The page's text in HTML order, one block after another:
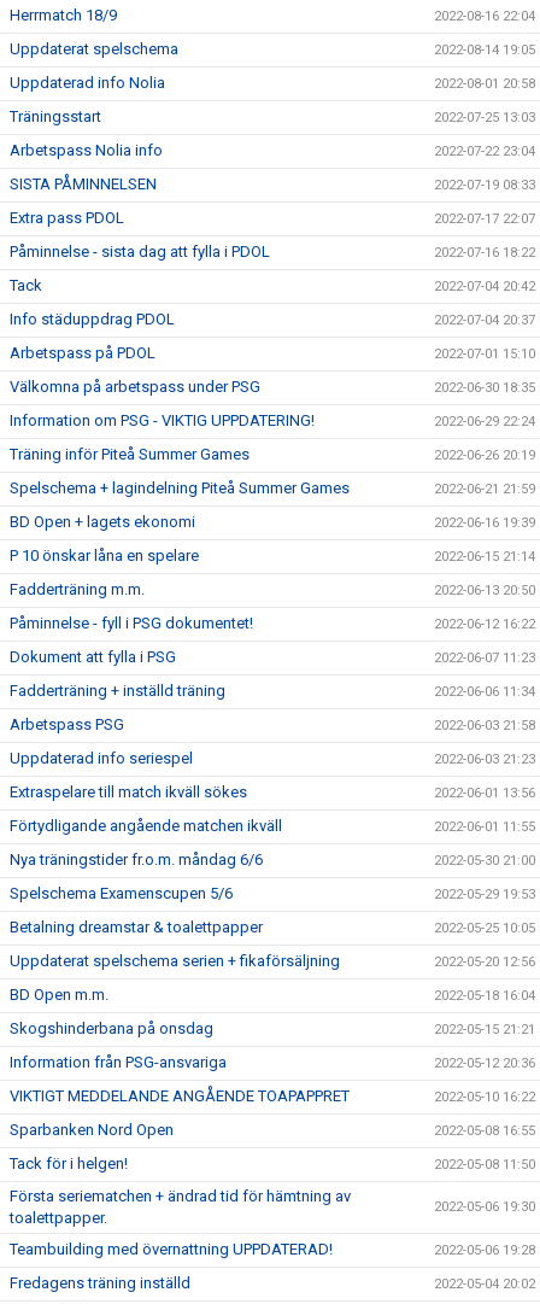
Herrmatch 18/9 2022-08-16 22:04
Uppdaterat spelschema 2022-08-14 19:05
Uppdaterad info Nolia 2022-08-01 20:58
Träningsstart 2022-07-25 13:03
Arbetspass Nolia info 2022-07-22 23:04
SISTA PÅMINNELSEN 2022-07-19 08:33
Extra pass PDOL 2022-07-17 22:07
Påminnelse - sista dag att fylla i PDOL 2022-07-16 18:22
Tack 2022-07-04 20:42
Info städuppdrag PDOL 2022-07-04 20:37
Arbetspass på PDOL 2022-07-01 15:10
Välkomna på arbetspass under PSG 2022-06-30 18:35
Information om PSG - VIKTIG UPPDATERING! 2022-06-29 22:24
Träning inför Piteå Summer Games 2022-06-26 20:19
Spelschema + lagindelning Piteå Summer Games 2022-06-21 21:59
BD Open + lagets ekonomi 2022-06-16 19:39
P 10 önskar låna en spelare 2022-06-15 21:14
Fadderträning m.m. 2022-06-13 20:50
Påminnelse - fyll i PSG dokumentet! 2022-06-12 16:22
Dokument att fylla i PSG 2022-06-07 11:23
Fadderträning + inställd träning 2022-06-06 11:34
Arbetspass PSG 2022-06-03 21:58
Uppdaterad info seriespel 2022-06-03 21:23
Extraspelare till match ikväll sökes 2022-06-01 13:56
Förtydligande angående matchen ikväll 2022-06-01 11:55
Nya träningstider fr.o.m. måndag 6/6 2022-05-30 21:00
Spelschema Examenscupen 5/6 2022-05-29 19:53
Betalning dreamstar & toalettpapper 2022-05-25 10:05
Uppdaterat spelschema serien + fikaförsäljning 2022-05-20 12:56
BD Open m.m. 2022-05-18 16:04
Skogshinderbana på onsdag 2022-05-15 21:21
Information från PSG-ansvariga 2022-05-12 20:36
VIKTIGT MEDDELANDE ANGÅENDE TOAPAPPRET 2022-05-10 16:22
Sparbanken Nord Open 2022-05-08 16:55
Tack för i helgen! 2022-05-08 11:50
Första seriematchen + ändrad tid för hämtning av
toalettpapper.
2022-05-06 19:30
Teambuilding med övernattning UPPDATERAD! 2022-05-06 19:28
Fredagens träning inställd 2022-05-04 20:02